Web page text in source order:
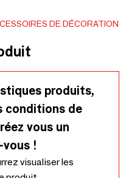
gainé suédine grise. La
le choix de vos
une assistante de
DE DÉCORATION
produits,
conditions de
vous un
!
visualiser les